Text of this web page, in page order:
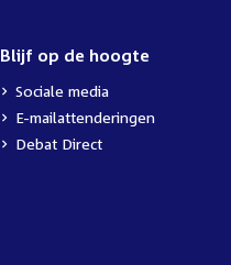
Blijf op de hoogte
Sociale media
E-mailattenderingen
Debat Direct